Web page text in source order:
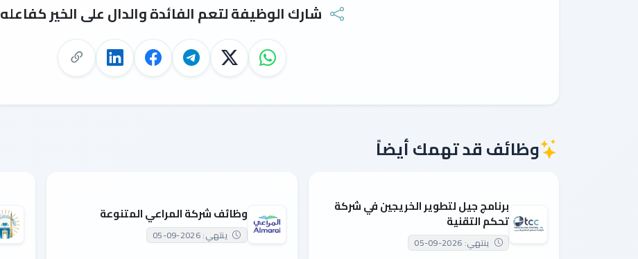
شارك الوظيفة لتعم الفائدة والدال على الخير كفاعله
وظائف قد تهمك أيضاً
برنامج جيل لتطوير الخريجين في شركة
تحكم التقنية
ينتهي: 2026-09-05
وظائف شركة المراعي المتنوعة
ينتهي: 2026-09-05